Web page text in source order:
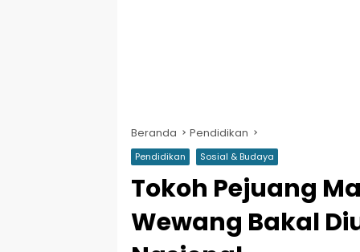
Beranda Pendidikan
Pendidikan Sosial & Budaya
Tokoh Pejuang
Wewang Bakal